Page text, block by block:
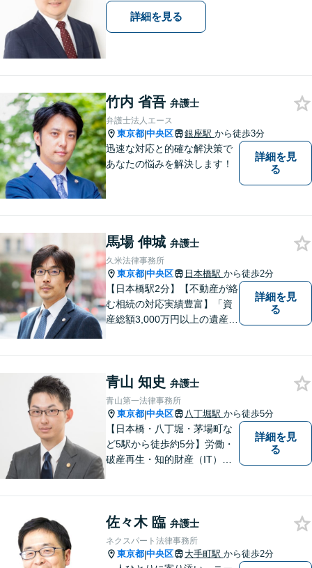
詳細を見る
竹内 省吾 弁護士
弁護士法人エース
東京都|中央区 銀座駅 から徒歩3分
迅速な対応と的確な解決策で
あなたの悩みを解決します！
詳細を見
る
馬場 伸城 弁護士
久米法律事務所
東京都|中央区 日本橋駅 から徒歩2分
【日本橋駅2分】【不動産が絡
む相続の対応実績豊富】「資
産総額3,000万円以上の遺産分
【不動産取引に関するトラブ
ル・宅建業法の問題等】単発
のご依頼もご相談ください
詳細を見
る
青山 知史 弁護士
青山第一法律事務所
東京都|中央区 八丁堀駅 から徒歩5分
【日本橋・八丁堀・茅場町な
ど5駅から徒歩約5分】労働・
破産再生・知的財産（IT）な
も柔軟に対応可能。
詳細を見
る
佐々木 臨 弁護士
ネクスパート法律事務所
東京都|中央区 大手町駅 から徒歩2分